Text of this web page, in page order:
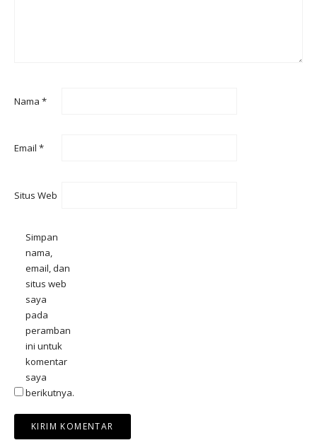
Nama *
Email *
Situs Web
Simpan
nama,
email, dan
situs web
saya
pada
peramban
ini untuk
komentar
saya
berikutnya.